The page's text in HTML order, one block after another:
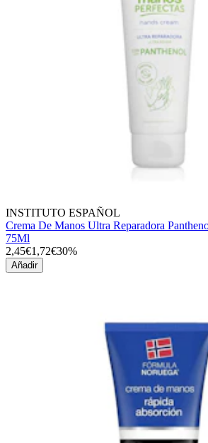
INSTITUTO ESPAÑOL
Crema De Manos Ultra Reparadora
75Ml
2,45€1,72€30%
Añadir